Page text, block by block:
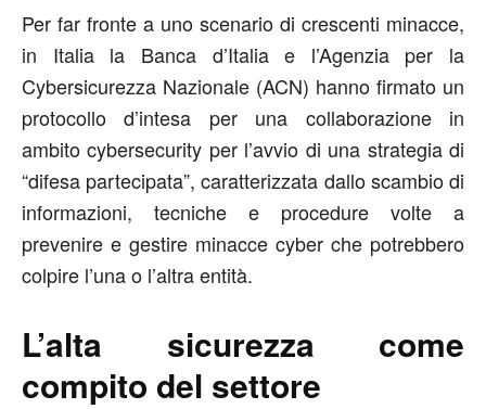
Per far fronte a uno scenario di crescenti minacce,
in Italia la Banca d’Italia e l’Agenzia per la
Cybersicurezza Nazionale (ACN) hanno firmato un
protocollo d’intesa per una collaborazione in
ambito cybersecurity per l’avvio di una strategia di
“difesa partecipata”, caratterizzata dallo scambio di
informazioni, tecniche e procedure volte a
prevenire e gestire minacce cyber che potrebbero
colpire l’una o l’altra entità.
L’alta sicurezza come
compito del settore